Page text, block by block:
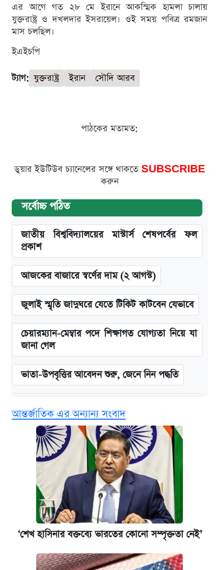
এর আগে গত ২৮ মে ইরানে আকস্মিক হামলা চালায়
যুক্তরাষ্ট্র ও দখলদার ইসরায়েল। ওই সময় পবিত্র রমজান
মাস চলছিল।
ইএইচপি
ট্যাগ: যুক্তরাষ্ট্র ইরান সৌদি আরব
পাঠকের মতামত:
ডুয়ার ইউটিউব চ্যানেলের সঙ্গে থাকতে SUBSCRIBE
করুন
সর্বোচ্চ পঠিত
জাতীয় বিশ্ববিদ্যালয়ের মাস্টার্স শেষপর্বের ফল
প্রকাশ
আজকের বাজারে স্বর্ণের দাম (২ আগস্ট)
জুলাই স্মৃতি জাদুঘরে যেতে টিকিট কাটবেন যেভাবে
চেয়ারম্যান-মেম্বার পদে শিক্ষাগত যোগ্যতা নিয়ে যা
জানা গেল
ভাতা-উপবৃত্তির আবেদন শুরু, জেনে নিন পদ্ধতি
খান
কবে শুরু হচ্ছে ঢাবির ভর্তি আবেদন, জানাল কর্তৃপক্ষ
এক ক্লিকে জেনে নিন আইফোন ১৮ প্রো ম্যাক্সের
দাম ও ফিচার
আজকের বাজারে স্বর্ণের দাম (৪ আগস্ট)
নবম জাতীয় পে-স্কেল নিয়ে সর্বশেষ যা জানা গেল
আন্তর্জাতিক এর অন্যান্য সংবাদ
‘শেখ হাসিনার বক্তব্যে ভারতের কোনো সম্পৃক্ততা নেই’